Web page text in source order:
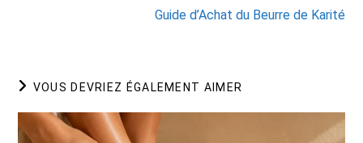
Guide d’Achat du Beurre de Karité
VOUS DEVRIEZ ÉGALEMENT AIMER